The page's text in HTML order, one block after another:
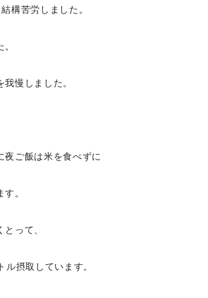
構苦労しました。
慢しました。
夜ご飯は米を食べずに
。
って、
摂取しています。